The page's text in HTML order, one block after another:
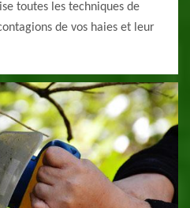
toutes les techniques de
de vos haies et leur